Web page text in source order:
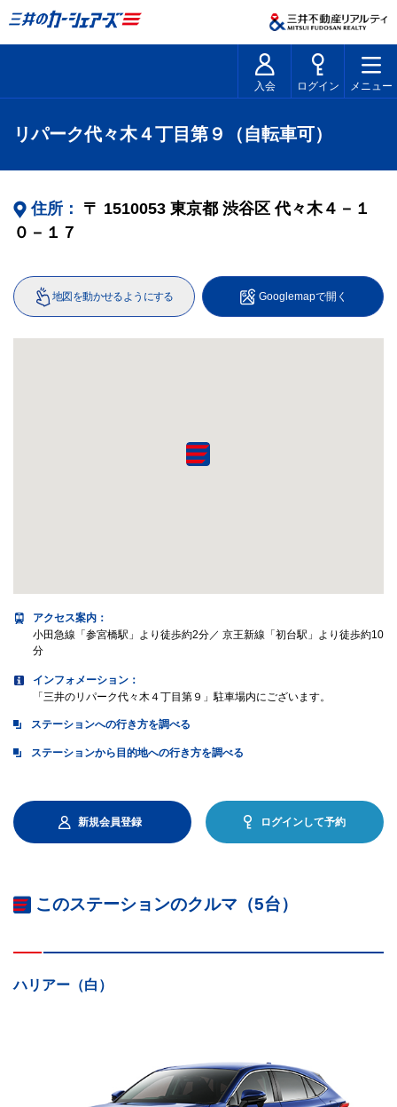
入会 ログイン メニュー
リパーク代々木４丁目第９（自転車可）
住所： 〒 1510053 東京都 渋谷区 代々木４－１
０－１７
地図を動かせるようにする Googlemapで開く
アクセス案内 ：
小田急線「参宮橋駅」より徒歩約2分／ 京王新線「初台駅」より徒歩約10
分
インフォメーション：
「三井のリパーク代々木４丁目第９」駐車場内にございます。
ステーションへの行き方を調べる
ステーションから目的地への行き方を調べる
新規会員登録 ログインして予約
このステーションのクルマ（5台）
ハリアー（白）